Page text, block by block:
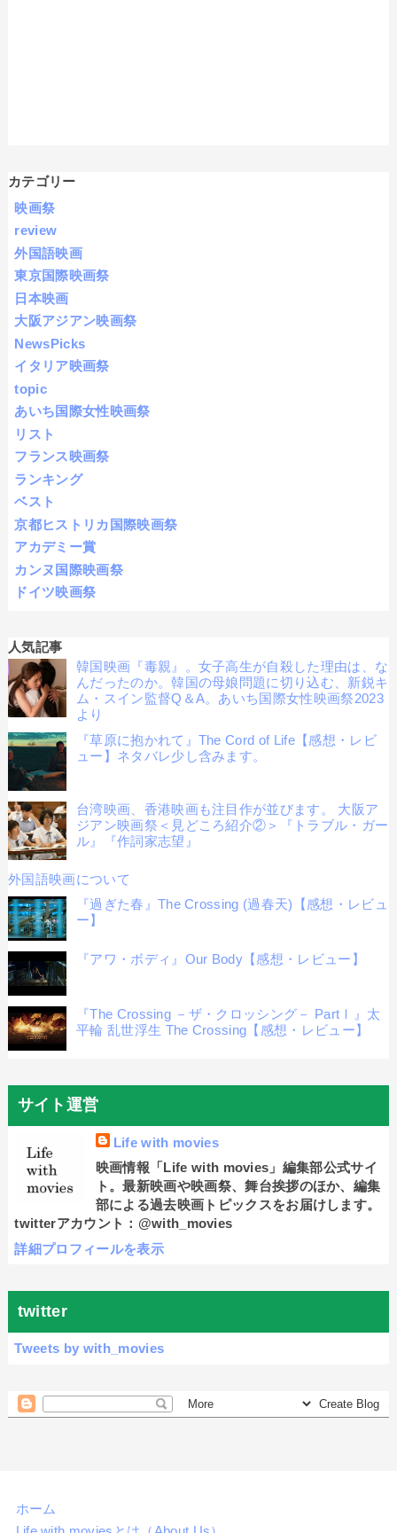
カテゴリー
映画祭
review
外国語映画
東京国際映画祭
日本映画
大阪アジアン映画祭
NewsPicks
イタリア映画祭
topic
あいち国際女性映画祭
リスト
フランス映画祭
ランキング
ベスト
京都ヒストリカ国際映画祭
アカデミー賞
カンヌ国際映画祭
ドイツ映画祭
人気記事
韓国映画『毒親』。女子高生が自殺した理由は、な
んだったのか。韓国の母娘問題に切り込む、新鋭キ
ム・スイン監督Q＆A。あいち国際女性映画祭2023
より
『草原に抱かれて』The Cord of Life【感想・レビ
ュー】ネタバレ少し含みます。
台湾映画、香港映画も注目作が並びます。 大阪ア
ジアン映画祭＜見どころ紹介②＞『トラブル・ガー
ル』『作詞家志望』
外国語映画について
『過ぎた春』The Crossing (過春天)【感想・レビュ
ー】
『アワ・ボディ』Our Body【感想・レビュー】
『The Crossing －ザ・クロッシング－ PartⅠ』太
平輪 乱世浮生 The Crossing【感想・レビュー】
サイト運営
Life with movies
映画情報「Life with movies」編集部公式サイ
ト。最新映画や映画祭、舞台挨拶のほか、編集
部による過去映画トピックスをお届けします。
twitterアカウント：@with_movies
詳細プロフィールを表示
twitter
Tweets by with_movies
ホーム